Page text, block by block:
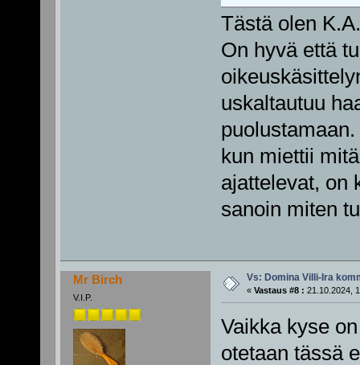
Tästä olen
On hyvä että
uskaltautuu
kun miettii
ajattelevat, on
sanoin miten
Mr Birch
V.I.P.
Vs: Domina Villi-Ira
« Vastaus #8 : 21.10.2024,
Vaikka kyse
otetaan tässä